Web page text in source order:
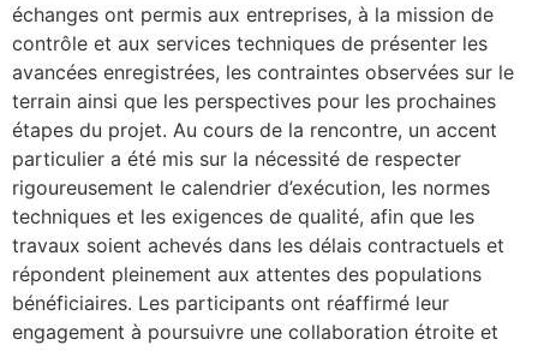
échanges ont permis aux entreprises, à la mission de
contrôle et aux services techniques de présenter les
avancées enregistrées, les contraintes observées sur le
terrain ainsi que les perspectives pour les prochaines
étapes du projet. Au cours de la rencontre, un accent
particulier a été mis sur la nécessité de respecter
rigoureusement le calendrier d’exécution, les normes
techniques et les exigences de qualité, afin que les
travaux soient achevés dans les délais contractuels et
répondent pleinement aux attentes des populations
bénéficiaires. Les participants ont réaffirmé leur
engagement à poursuivre une collaboration étroite et